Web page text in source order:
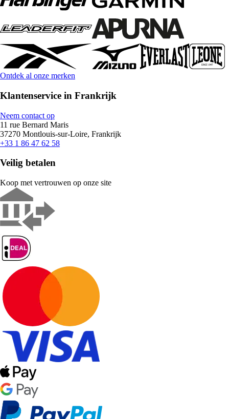
Ontdek al onze merken
Klantenservice in Frankrijk
Neem contact op
11 rue Bernard Maris
37270 Montlouis-sur-Loire, Frankrijk
+33 1 86 47 62 58
Veilig betalen
Koop met vertrouwen op onze site